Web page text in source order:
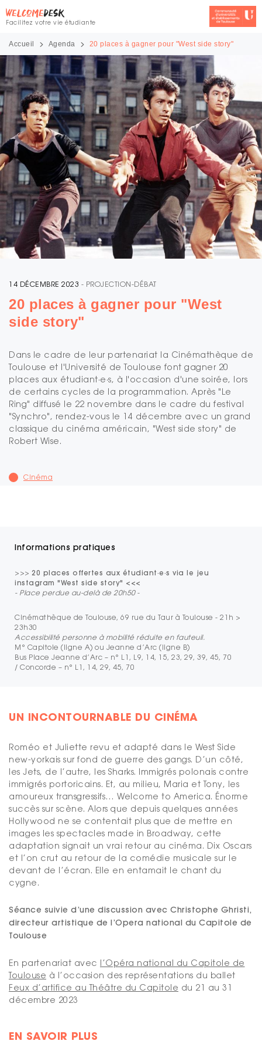
Facilitez votre vie étudiante
Accueil Agenda 20 places à gagner pour "West side story"
14 DÉCEMBRE 2023 - PROJECTION-DÉBAT
20 places à gagner pour "West
side story"
Dans le cadre de leur partenariat la Cinémathèque de
Toulouse et l'Université de Toulouse font gagner 20
places aux étudiant·e·s, à l'occasion d'une soirée, lors
de certains cycles de la programmation. Après "Le
Ring" diffusé le 22 novembre dans le cadre du festival
"Synchro", rendez-vous le 14 décembre avec un grand
classique du cinéma américain, "West side story" de
Robert Wise.
Cinéma
Informations pratiques
>>> 20 places offertes aux étudiant·e·s via le jeu
instagram "West side story" <<<
- Place perdue au-delà de 20h50 -
Cinémathèque de Toulouse, 69 rue du Taur à Toulouse - 21h >
23h30
Accessibilité personne à mobilité réduite en fauteuil.
M° Capitole (ligne A) ou Jeanne d’Arc (ligne B)
Bus Place Jeanne d’Arc – n° L1, L9, 14, 15, 23, 29, 39, 45, 70
/ Concorde – n° L1, 14, 29, 45, 70
UN INCONTOURNABLE DU CINÉMA
Roméo et Juliette revu et adapté dans le West Side
new-yorkais sur fond de guerre des gangs. D’un côté,
les Jets, de l’autre, les Sharks. Immigrés polonais contre
immigrés portoricains. Et, au milieu, Maria et Tony, les
amoureux transgressifs… Welcome to America. Énorme
succès sur scène. Alors que depuis quelques années
Hollywood ne se contentait plus que de mettre en
images les spectacles made in Broadway, cette
adaptation signait un vrai retour au cinéma. Dix Oscars
et l’on crut au retour de la comédie musicale sur le
devant de l’écran. Elle en entamait le chant du
cygne.
Séance suivie d’une discussion avec Christophe Ghristi,
directeur artistique de l’Opera national du Capitole de
Toulouse
En partenariat avec l’Opéra national du Capitole de
Toulouse à l’occasion des représentations du ballet
Feux d’artifice au Théâtre du Capitole du 21 au 31
décembre 2023
EN SAVOIR PLUS